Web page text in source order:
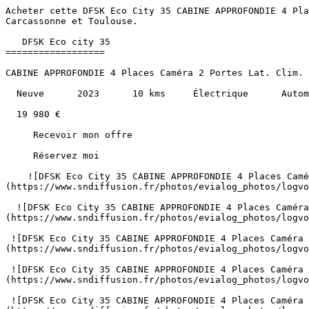
Acheter cette DFSK Eco City 35 CABINE APPROFONDIE 4 Places Caméra 2 Portes Lat. Clim. Bluetooth Vitré Électrique au prix de 19980€ à Albi, Montauban, Castres, Cahors, Carcassonne et Toulouse.               

   DFSK Eco city 35 
==================

CABINE APPROFONDIE 4 Places Caméra 2 Portes Lat. Clim. Bluetooth Vitré

  Neuve      2023      10 kms     Électrique      Automatique 

  19 980 €   

     Recevoir mon offre 

     Réservez moi 

    ![DFSK Eco City 35 CABINE APPROFONDIE 4 Places Caméra 2 Portes Lat. Clim. Bluetooth Vitré](https://www.sndiffusion.fr/photos/evialog_photos/logvo/1746/1/95738/6c66674a-2d7d-48fc-854c-bfee61e81a28.png?w=750)    Autres coloris disponibles 

  ![DFSK Eco City 35 CABINE APPROFONDIE 4 Places Caméra 2 Portes Lat. Clim. Bluetooth Vitré - Photo 2](https://www.sndiffusion.fr/photos/evialog_photos/logvo/1746/1/95739/2a0afea3-f4ec-496a-a474-852473ddf8e4.png?w=600)  

 ![DFSK Eco City 35 CABINE APPROFONDIE 4 Places Caméra 2 Portes Lat. Clim. Bluetooth Vitré - Photo 3](https://www.sndiffusion.fr/photos/evialog_photos/logvo/1746/1/95739/cb9c745f-fa7f-4449-b331-3555cb2ff2c0.png?w=600)  

 ![DFSK Eco City 35 CABINE APPROFONDIE 4 Places Caméra 2 Portes Lat. Clim. Bluetooth Vitré - Photo 4](https://www.sndiffusion.fr/photos/evialog_photos/logvo/1746/1/95739/12039bbe-e4ae-4784-8d8e-f4c7fd8616ed.png?w=600)  

 ![DFSK Eco City 35 CABINE APPROFONDIE 4 Places Caméra 2 Portes Lat. Clim. Bluetooth Vitré - Photo 5](https://www.sndiffusion.fr/photos/evialog_photos/logvo/1746/1/95739/aa35449a-a25a-455a-99f3-dee2bd556bec.png?w=600)  +19 photos 

        /  

      ![]() 

 ![]() 

 ![]() 

   ![Photo 1]() 

       ![]()   

   Neuve      2023      10 kms     Électrique      Automatique 

  Caractéristiques
----------------

     Partager   

Année

2023

Kilométrage

10 km

Énergie

Électrique

Boîte de vitesses

Automatique

Puissance

82 ch / 5 cv fiscaux

Portes

4

Places

4

Couleur extérieure

Gris alu

Couleur intérieure

Anthracite

Sellerie

Tissu

1ère immatriculation

31/03/2025

Référence

40456

  Points forts
------------

     Climatisation Automatique     Jantes Alu     Apple Carplay / Android Auto     Caméra de recul    + 14 autres  

     Consommation et émissions
-------------------------

      ![Crit'Air 0](https://www.sndiffusion.fr/images/critair/vignette-critair-0.png)Crit'Air

0

    Équipements
-----------

  ### Équipements de série (18)

    2 portes latérales 

   2 portes latérales coulissantes 

   ABS 

   Aide au stationnement AR 

   Antibrouillards AV et AR 

   Bluetooth 

   Caméra de recul 

   Climatisation 

   DAB 

   ESP 

   Ecran tactile avec sytème d'exploitation Android 

   Fermeture centralisée 

   Jantes 14'' 

   Lecteur vidéo 

   Ordinateur de bord 

   Protection sol zone de chargement 

   Radio 

   USB 

        Le mot du vendeur > “ Découvrez le DFSK Eco City 35 Cabine Approfondie, un utilitaire électrique neuf et performant, idéal pour vos besoins professionnels. Avec sa transmission automatique et sa puissance de 82 chevaux, il allie agilité et confort. Profitez de sa couleur gris alu élégante et de son Crit'Air 0 pour une circulation optimale en ville. TVA